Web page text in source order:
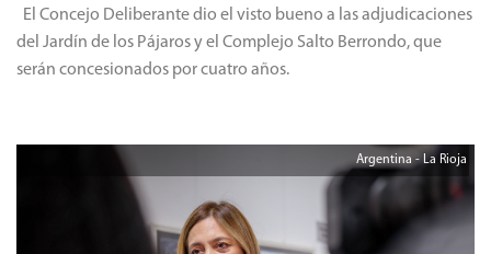
El Concejo Deliberante dio el visto bueno a las adjudicaciones
del Jardín de los Pájaros y el Complejo Salto Berrondo, que
serán concesionados por cuatro años.
Argentina - La Rioja